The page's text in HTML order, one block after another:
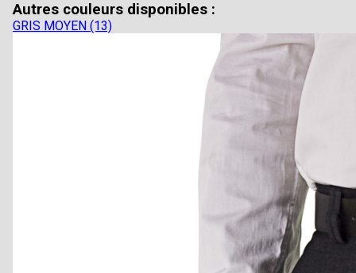
Autres couleurs disponibles :
GRIS MOYEN (13)